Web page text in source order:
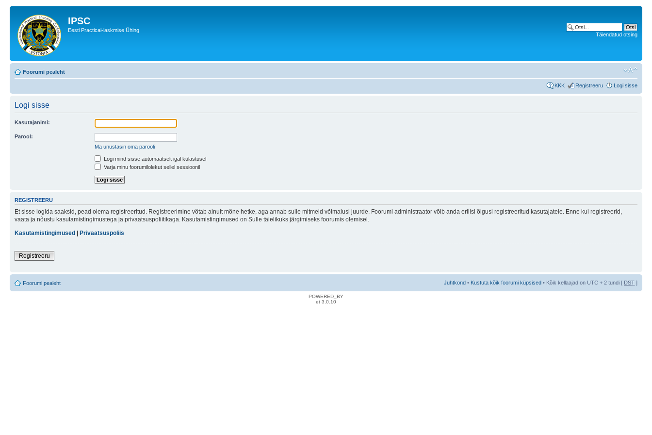
IPSC
Eesti Practical-laskmise Ühing
Täiendatud otsing
Foorumi pealeht
KKK Registreeru Logi sisse
Logi sisse
Kasutajanimi:
Parool:
Ma unustasin oma parooli
Logi mind sisse automaatselt igal külastusel
Varja minu foorumilolekut sellel sessioonil
REGISTREERU
Et sisse logida saaksid, pead olema registreeritud. Registreerimine võtab ainult mõne hetke, aga annab sulle mitmeid võimalusi juurde. Foorumi administraator võib anda erilisi õigusi registreeritud kasutajatele. Enne kui registreerid,
vaata ja nõustu kasutamistingimustega ja privaatsuspoliitikaga. Kasutamistingimused on Sulle täielikuks järgimiseks foorumis olemisel.
Kasutamistingimused | Privaatsuspoliis
Registreeru
Foorumi pealeht Juhtkond • Kustuta kõik foorumi küpsised • Kõik kellaajad on UTC + 2 tundi [ DST ]
POWERED_BY
et 3.0.10